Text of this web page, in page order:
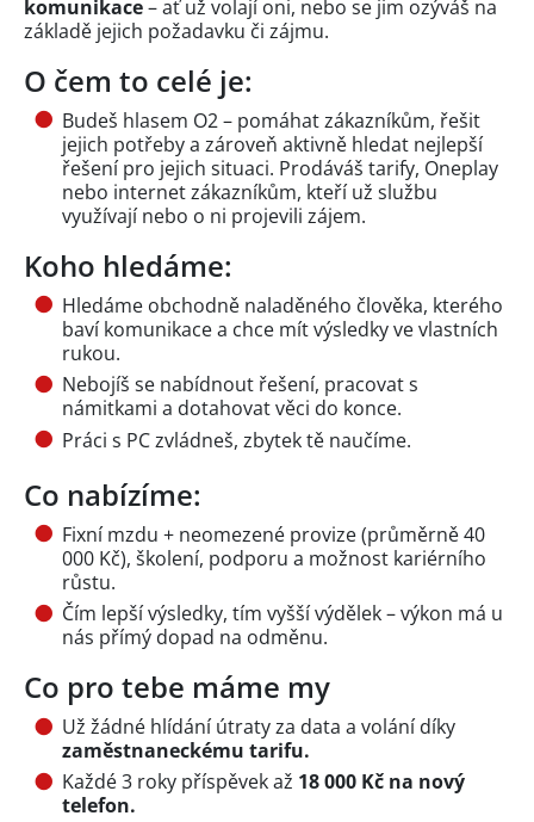
komunikace– ať už volají oni, nebo se jim ozýváš na
základě jejich požadavku či zájmu.
O čem to celé je:
Budeš hlasem O2 – pomáhat zákazníkům, řešit
jejich potřeby a zároveň aktivně hledat nejlepší
řešení pro jejich situaci. Prodáváš tarify, Oneplay
nebo internet zákazníkům, kteří už službu
využívají nebo o ni projevili zájem.
Koho hledáme:
Hledáme obchodně naladěného člověka, kterého
baví komunikace a chce mít výsledky ve vlastních
rukou.
Nebojíš se nabídnout řešení, pracovat s
námitkami a dotahovat věci do konce.
Práci s PC zvládneš, zbytek tě naučíme.
Co nabízíme:
Fixní mzdu + neomezené provize (průměrně 40
000 Kč), školení, podporu a možnost kariérního
růstu.
Čím lepší výsledky, tím vyšší výdělek – výkon má u
nás přímý dopad na odměnu.
Co pro tebe máme my
Už žádné hlídání útraty za data a volání díky
zaměstnaneckému tarifu.
Každé 3 roky příspěvek až 18 000 Kč na nový
telefon.